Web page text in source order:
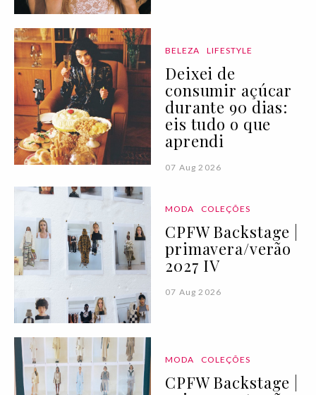
BELEZA LIFESTYLE
Deixei de
consumir açúcar
durante 90 dias:
eis tudo o que
aprendi
07 Aug 2026
MODA COLEÇÕES
CPFW Backstage |
primavera/verão
2027 IV
07 Aug 2026
MODA COLEÇÕES
CPFW Backstage |